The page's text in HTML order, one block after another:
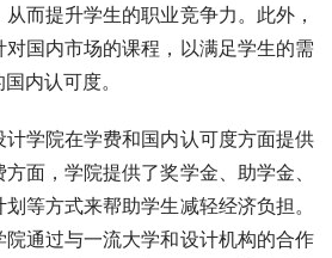
而提升学生的职业竞争力。此外，
国内市场的课程，以满足学生的需
内认可度。
学院在学费和国内认可度方面提供
面，学院提供了奖学金、助学金、
等方式来帮助学生减轻经济负担。
通过与一流大学和设计机构的合作